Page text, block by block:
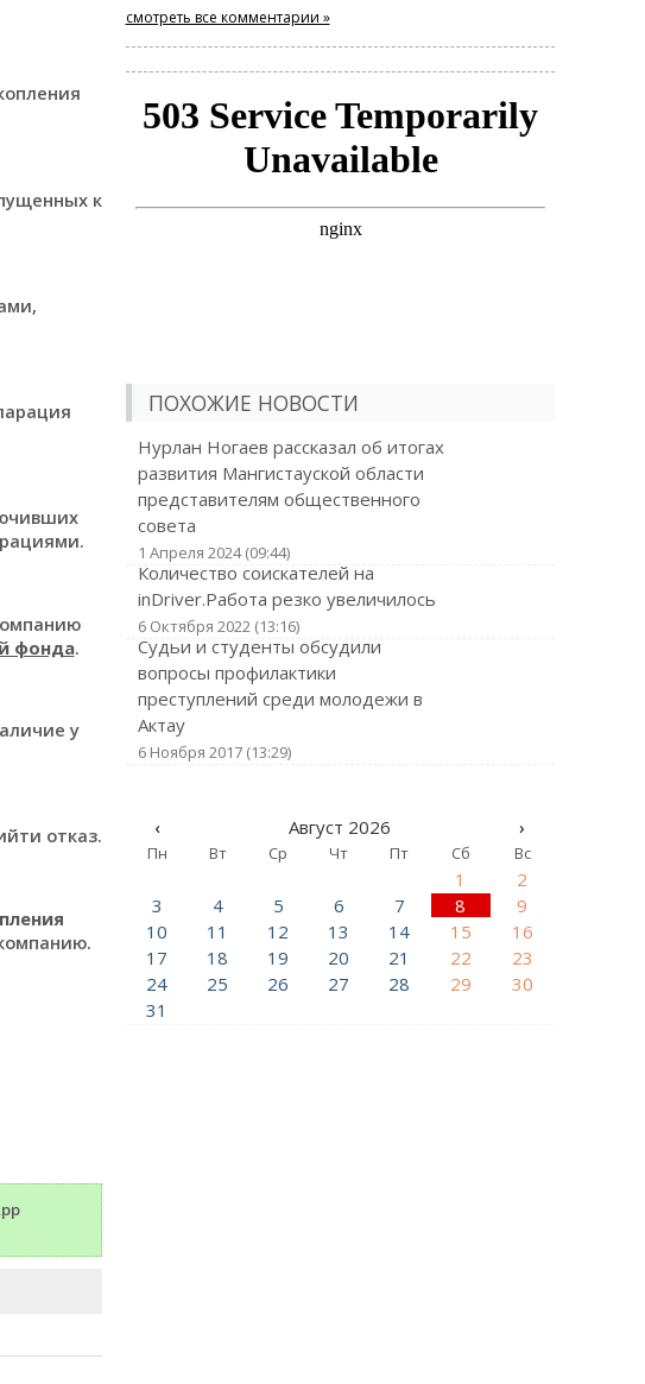
к
фонда.
у
отказ.
смотреть все комментарии »
ПОХОЖИЕ НОВОСТИ
Нурлан Ногаев рассказал об итогах
развития Мангистауской области
представителям общественного
совета
1 Апреля 2024 (09:44)
Количество соискателей на
inDriver.Работа резко увеличилось
6 Октября 2022 (13:16)
Судьи и студенты обсудили
вопросы профилактики
преступлений среди молодежи в
Актау
6 Ноября 2017 (13:29)
‹ Август 2026 ›
Пн Вт Ср Чт Пт Сб Вс
1
2
3
4 5 6 7 8
9
10
11 12 13 14 15
16
17
18 19 20 21 22
23
24
25 26 27 28 29
30
31